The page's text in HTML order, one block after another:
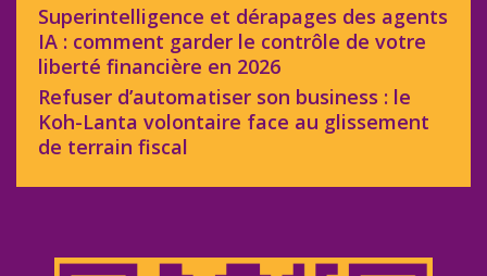
Superintelligence et dérapages des agents
IA : comment garder le contrôle de votre
liberté financière en 2026
Refuser d’automatiser son business : le
Koh-Lanta volontaire face au glissement
de terrain fiscal